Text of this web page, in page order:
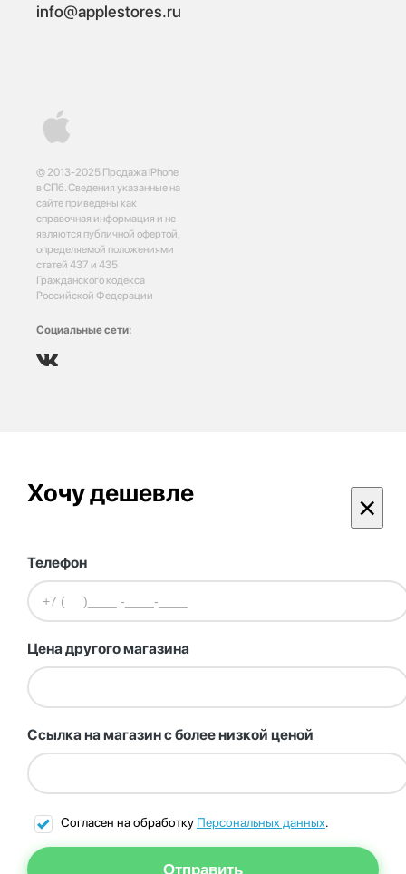
© 2013-2025 Продажа iPhone
в СПб. Сведения указанные на
сайте приведены как
справочная информация и не
являются публичной офертой,
определяемой положениями
статей 437 и 435
Гражданского кодекса
Российской Федерации
Социальные сети:
info@applestores.ru
Хочу дешевле ×
Телефон
Цена другого магазина
Ссылка на магазин с более низкой ценой
Согласен на обработку Персональных данных.
Отправить